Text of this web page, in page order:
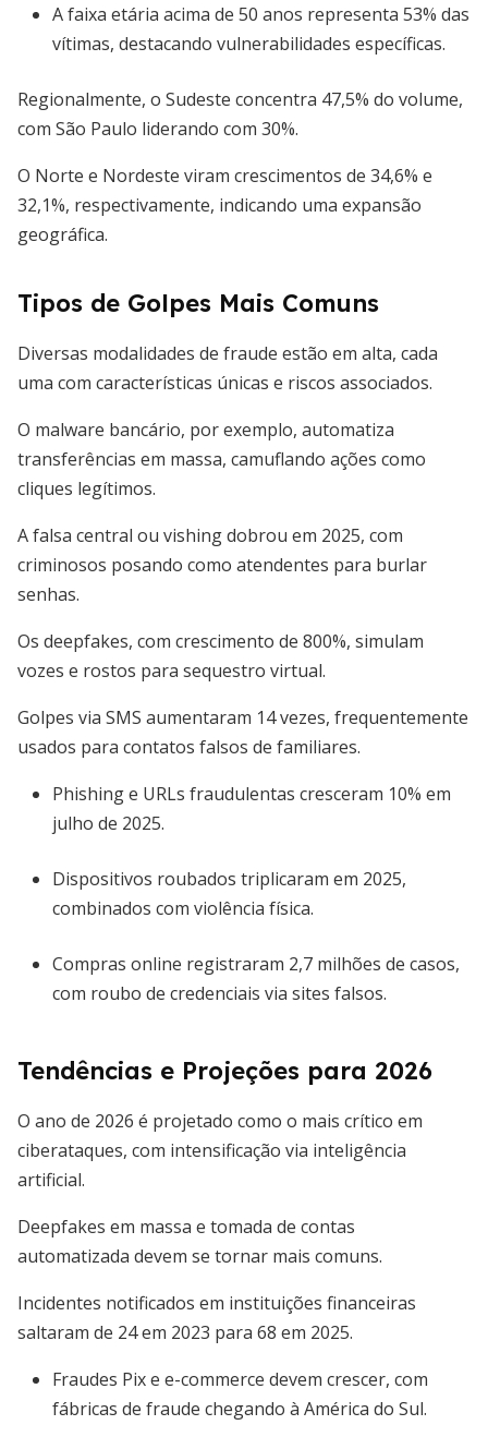
A faixa etária acima de 50 anos representa 53% das
vítimas, destacando vulnerabilidades específicas.
Regionalmente, o Sudeste concentra 47,5% do volume,
com São Paulo liderando com 30%.
O Norte e Nordeste viram crescimentos de 34,6% e
32,1%, respectivamente, indicando uma expansão
geográfica.
Tipos de Golpes Mais Comuns
Diversas modalidades de fraude estão em alta, cada
uma com características únicas e riscos associados.
O malware bancário, por exemplo, automatiza
transferências em massa, camuflando ações como
cliques legítimos.
A falsa central ou vishing dobrou em 2025, com
criminosos posando como atendentes para burlar
senhas.
Os deepfakes, com crescimento de 800%, simulam
vozes e rostos para sequestro virtual.
Golpes via SMS aumentaram 14 vezes, frequentemente
usados para contatos falsos de familiares.
Phishing e URLs fraudulentas cresceram 10% em
julho de 2025.
Dispositivos roubados triplicaram em 2025,
combinados com violência física.
Compras online registraram 2,7 milhões de casos,
com roubo de credenciais via sites falsos.
Tendências e Projeções para 2026
O ano de 2026 é projetado como o mais crítico em
ciberataques, com intensificação via inteligência
artificial.
Deepfakes em massa e tomada de contas
automatizada devem se tornar mais comuns.
Incidentes notificados em instituições financeiras
saltaram de 24 em 2023 para 68 em 2025.
Fraudes Pix e e-commerce devem crescer, com
fábricas de fraude chegando à América do Sul.